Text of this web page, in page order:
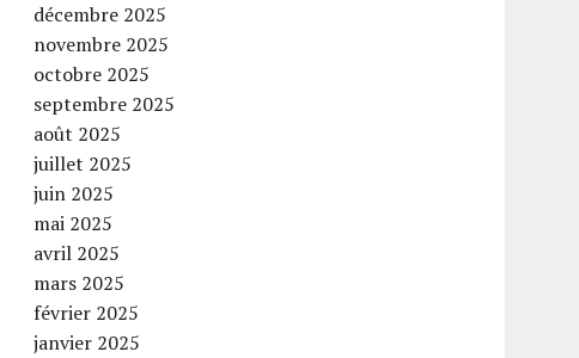
décembre 2025
novembre 2025
octobre 2025
septembre 2025
août 2025
juillet 2025
juin 2025
mai 2025
avril 2025
mars 2025
février 2025
janvier 2025